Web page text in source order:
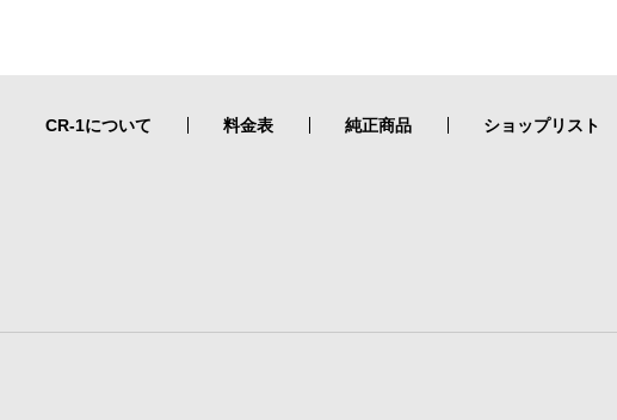
CR-1について 料金表 純正商品 ショップリスト